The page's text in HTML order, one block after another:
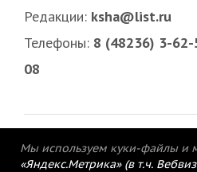
Редакции: ksha@list.ru
Телефоны: 8 (48236) 3-
08
Мы используем куки-файлы и
«Яндекс.Метрика» (в т.ч.